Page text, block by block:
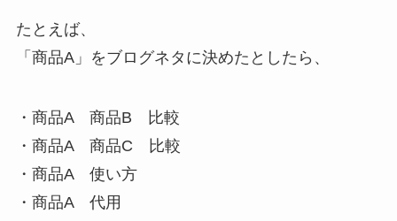
たとえば、
「商品A」をブログネタに決めたとしたら、
・商品A 商品B 比較
・商品A 商品C 比較
・商品A 使い方
・商品A 代用